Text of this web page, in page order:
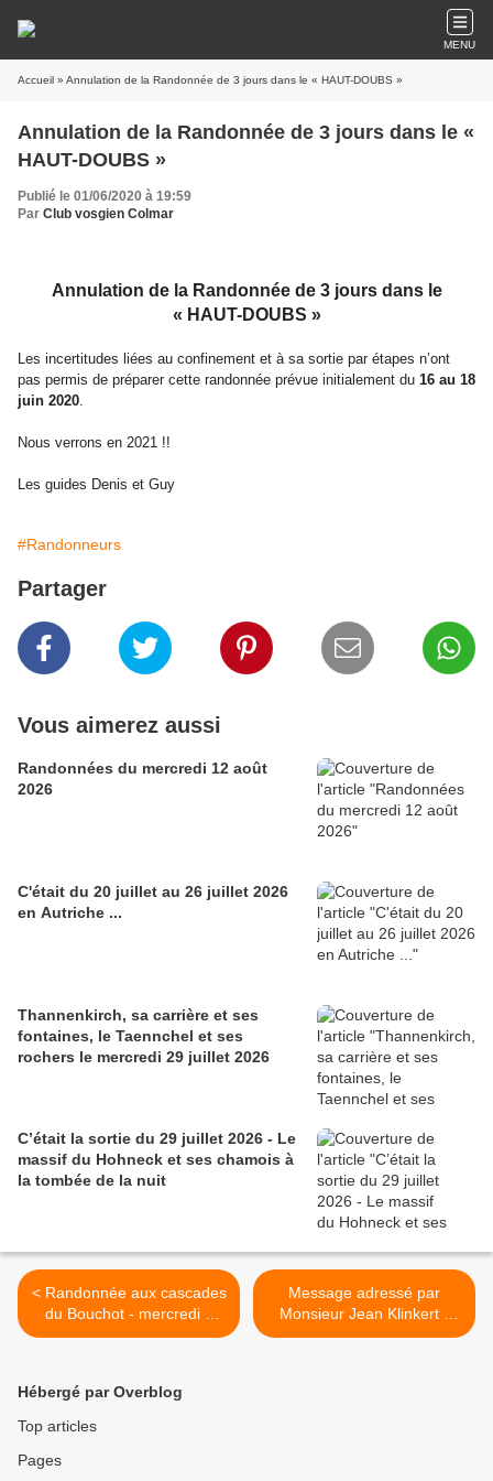
MENU
Accueil » Annulation de la Randonnée de 3 jours dans le « HAUT-DOUBS »
Annulation de la Randonnée de 3 jours dans le «
HAUT-DOUBS »
Publié le 01/06/2020 à 19:59
Par Club vosgien Colmar
Annulation de la Randonnée de 3 jours dans le
« HAUT-DOUBS »
Les incertitudes liées au confinement et à sa sortie par étapes n’ont
pas permis de préparer cette randonnée prévue initialement du 16 au 18
juin 2020.
Nous verrons en 2021 !!
Les guides Denis et Guy
#Randonneurs
Partager
Vous aimerez aussi
Randonnées du mercredi 12 août
2026
C'était du 20 juillet au 26 juillet 2026
en Autriche ...
Thannenkirch, sa carrière et ses
fontaines, le Taennchel et ses
rochers le mercredi 29 juillet 2026
C’était la sortie du 29 juillet 2026 - Le
massif du Hohneck et ses chamois à
la tombée de la nuit
< Randonnée aux cascades
du Bouchot - mercredi 3
juin 2020
Message adressé par
Monsieur Jean Klinkert -
président de l'ADCV du
Hébergé par Overblog
Top articles
Pages